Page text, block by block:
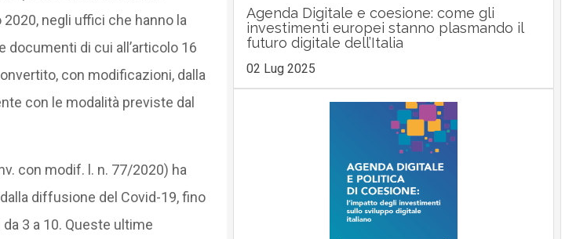
negli uffici che hanno la
di cui all’articolo 16
con modificazioni, dalla
con le modalità previste dal
con modif. l. n. 77/2020) ha
diffusione del Covid-19, fino
3 a 10. Queste ultime
Agenda Digitale e coesione: come gli
investimenti europei stanno plasmando il
futuro digitale dell’Italia
02 Lug 2025